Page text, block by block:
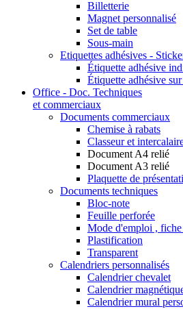
Billetterie
Magnet personnalisé
Set de table
Sous-main
Etiquettes adhésives -
Étiquette adhésive
Étiquette adhésive
Office - Doc. Techniques
et commerciaux
Documents commerciaux
Chemise à rabats
Classeur et
Document A4 relié
Document A3 relié
Plaquette de
Documents techniques
Bloc-note
Feuille perforée
Mode d'emploi ,
Plastification
Transparent
Calendriers personnalisés
Calendrier chevalet
Calendrier
Calendrier mural